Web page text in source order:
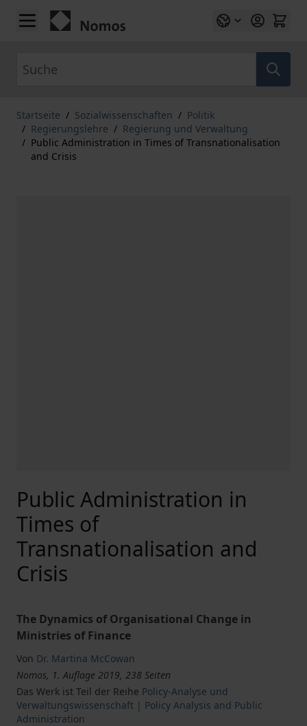
Zum Inhalt springen
Startseite / Sozialwissenschaften / Politik
/ Regierungslehre / Regierung und Verwaltung
/ Public Administration in Times of Transnationalisation
and Crisis
Public Administration in
Times of
Transnationalisation and
Crisis
The Dynamics of Organisational Change in
Ministries of Finance
Von Dr. Martina McCowan
Nomos, 1. Auflage 2019, 238 Seiten
Das Werk ist Teil der Reihe Policy-Analyse und
Verwaltungswissenschaft | Policy Analysis and Public
Administration